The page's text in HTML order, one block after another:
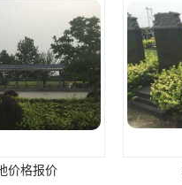
价格报价